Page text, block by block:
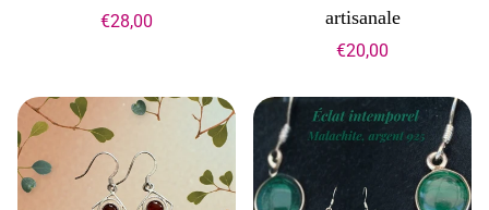
€28,00
artisanale
€20,00